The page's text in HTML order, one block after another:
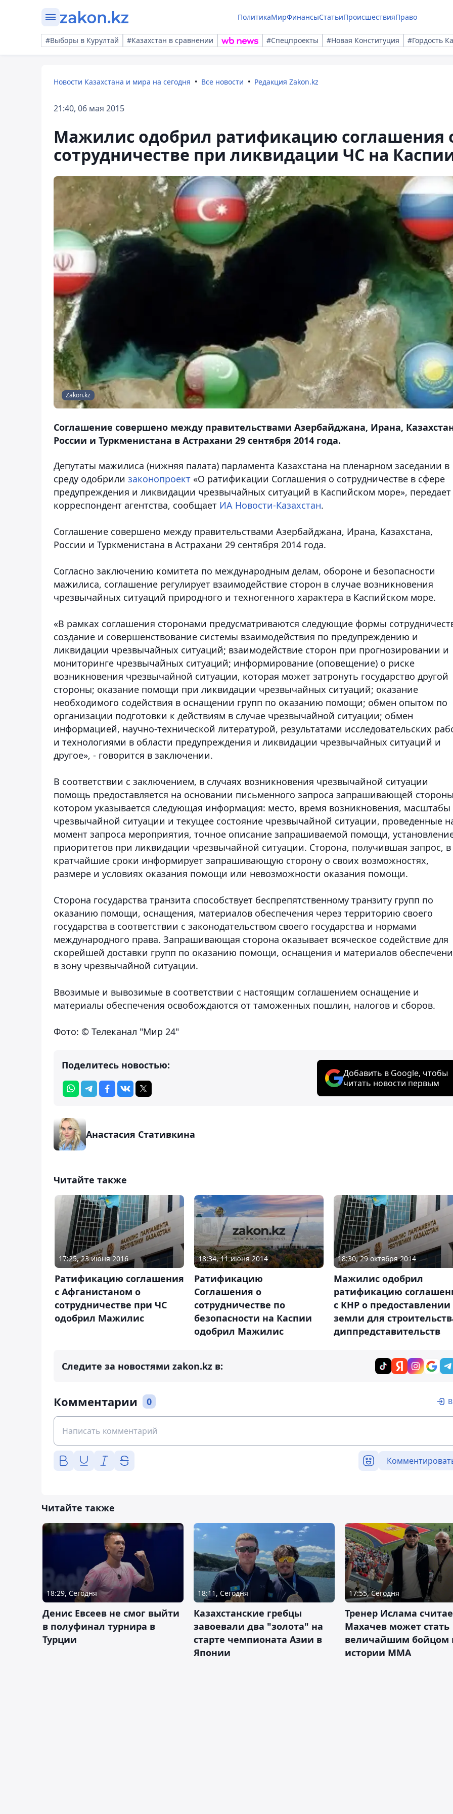
ПолитикаМирФинансыСтатьиПроисшествияПраво
#Выборы в Курултай #Казахстан в сравнении #Спецпроекты #Новая Конституция #Гордость
Новости Казахстана и мира на сегодня Все новости Редакция Zakon.kz
21:40, 06 мая 2015
Мажилис одобрил ратификацию соглашения
сотрудничестве при ликвидации ЧС на
Zakon.kz
Соглашение совершено между правительствами Азербайджана, Ирана,
России и Туркменистана в Астрахани 29 сентября 2014 года.
Депутаты мажилиса (нижняя палата) парламента Казахстана на пленарном заседании в
среду одобрили законопроект «О ратификации Соглашения о сотрудничестве в сфере
предупреждения и ликвидации чрезвычайных ситуаций в Каспийском море», передает
корреспондент агентства, сообщает ИА Новости-Казахстан.
Соглашение совершено между правительствами Азербайджана, Ирана, Казахстана,
России и Туркменистана в Астрахани 29 сентября 2014 года.
Согласно заключению комитета по международным делам, обороне и безопасности
мажилиса, соглашение регулирует взаимодействие сторон в случае возникновения
чрезвычайных ситуаций природного и техногенного характера в Каспийском море.
«В рамках соглашения сторонами предусматриваются следующие формы
создание и совершенствование системы взаимодействия по предупреждению и
ликвидации чрезвычайных ситуаций; взаимодействие сторон при прогнозировании и
мониторинге чрезвычайных ситуаций; информирование (оповещение) о риске
возникновения чрезвычайной ситуации, которая может затронуть государство другой
стороны; оказание помощи при ликвидации чрезвычайных ситуаций; оказание
необходимого содействия в оснащении групп по оказанию помощи; обмен опытом по
организации подготовки к действиям в случае чрезвычайной ситуации; обмен
информацией, научно-технической литературой, результатами исследовательских
и технологиями в области предупреждения и ликвидации чрезвычайных ситуаций и
другое», - говорится в заключении.
В соответствии с заключением, в случаях возникновения чрезвычайной ситуации
помощь предоставляется на основании письменного запроса запрашивающей
котором указывается следующая информация: место, время возникновения, масштабы
чрезвычайной ситуации и текущее состояние чрезвычайной ситуации, проведенные
момент запроса мероприятия, точное описание запрашиваемой помощи,
приоритетов при ликвидации чрезвычайной ситуации. Сторона, получившая запрос, в
кратчайшие сроки информирует запрашивающую сторону о своих возможностях,
размере и условиях оказания помощи или невозможности оказания помощи.
Сторона государства транзита способствует беспрепятственному транзиту групп по
оказанию помощи, оснащения, материалов обеспечения через территорию своего
государства в соответствии с законодательством своего государства и нормами
международного права. Запрашивающая сторона оказывает всяческое содействие для
скорейшей доставки групп по оказанию помощи, оснащения и материалов
в зону чрезвычайной ситуации.
Ввозимые и вывозимые в соответствии с настоящим соглашением оснащение и
материалы обеспечения освобождаются от таможенных пошлин, налогов и сборов.
Фото: © Телеканал "Мир 24"
Поделитесь новостью:
Добавить в Google, чтобы
читать новости первым
Анастасия Стативкина
Читайте также
17:25, 23 июня 2016
Ратификацию соглашения
с Афганистаном о
сотрудничестве при ЧС
одобрил Мажилис
18:34, 11 июня 2014
Ратификацию
Соглашения о
сотрудничестве по
безопасности на Каспии
одобрил Мажилис
18:30, 29 октября 2014
Мажилис одобрил
ратификацию
с КНР о предоставлении
земли для
диппредставительств
Следите за новостями zakon.kz в:
Комментарии 0
Читайте также
18:29, Сегодня
Денис Евсеев не смог выйти
в полуфинал турнира в
Турции
18:11, Сегодня
Казахстанские гребцы
завоевали два "золота" на
старте чемпионата Азии в
Японии
17:55, Сегодня
Тренер Ислама
Махачев может стать
величайшим бойцом
истории ММА